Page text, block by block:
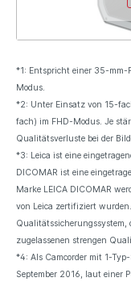
*1: Entspricht einer 35-mm-
Modus.
*2: Unter Einsatz von 15-
fach) im FHD-Modus. Je
Qualitätsverluste bei der
*3: Leica ist eine
DICOMAR ist eine
Marke LEICA DICOMAR
von Leica zertifiziert
Qualitätssicherungssystem,
zugelassenen strengen
*4: Als Camcorder mit 1-
September 2016, laut einer